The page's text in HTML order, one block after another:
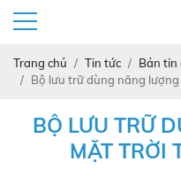
Trang chủ Tin tức
Bản tin
Bộ lưu trữ dùng năng
BỘ LƯU TRỮ
MẶT TRỜI